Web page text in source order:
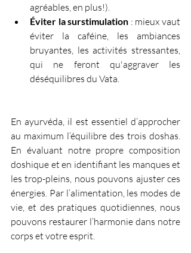
agréables, en plus!).
Éviter la surstimulation : mieux vaut
éviter la caféine, les ambiances
bruyantes, les activités stressantes,
qui ne feront qu'aggraver les
déséquilibres du Vata.
En ayurvéda, il est essentiel d’approcher
au maximum l’équilibre des trois doshas.
En évaluant notre propre composition
doshique et en identifiant les manques et
les trop-pleins, nous pouvons ajuster ces
énergies. Par l’alimentation, les modes de
vie, et des pratiques quotidiennes, nous
pouvons restaurer l’harmonie dans notre
corps et votre esprit.